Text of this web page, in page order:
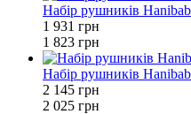
Набір рушників
1 931 грн
1 823 грн
Набір рушників
2 145 грн
2 025 грн